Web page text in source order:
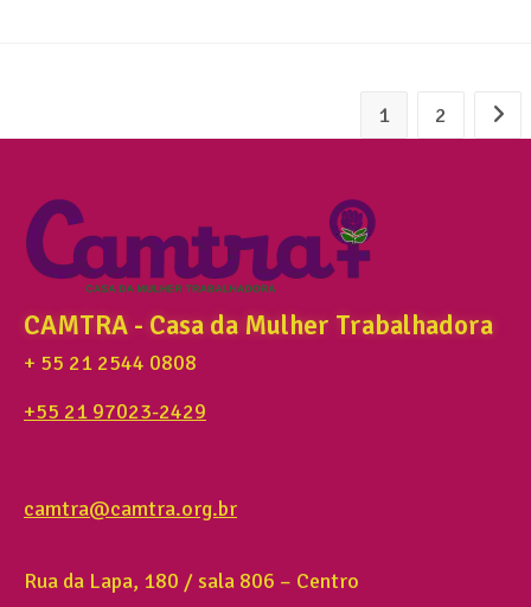
1 2
CAMTRA - Casa da Mulher Trabalhadora
+ 55 21 2544 0808
+55 21 97023-2429
camtra@camtra.org.br
Rua da Lapa, 180 / sala 806 – Centro